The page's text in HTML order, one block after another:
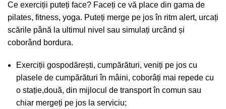
Ce exerciții puteți face? Faceți ce vă place din gama de
pilates, fitness, yoga. Puteți merge pe jos în ritm alert, urcați
scările până la ultimul nivel sau simulați urcând și
coborând bordura.
Exerciții gospodărești, cumpărături, veniți pe jos cu
plasele de cumpărături în mâini, coborâți mai repede cu
o stație,două, din mijlocul de transport în comun sau
chiar mergeți pe jos la serviciu;